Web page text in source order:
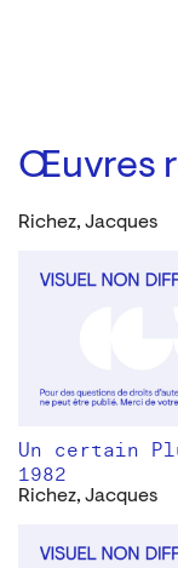
Œuvres
Richez, Jacques
Un certain
1982
Richez, Jacques